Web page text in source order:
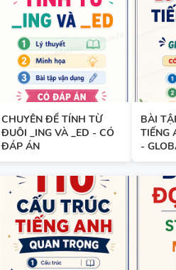
11 CHUYÊN ĐỀ VIẾT
VÀO LỚP 6 - LÝ
ĐÁP ÁN
110 CẤU TRÚC TIẾNG
TRỌNG
520 CÂU WORD FORM
CHUYÊN ĐỀ TÍNH TỪ
ĐUÔI _ING VÀ _ED - CÓ
ĐÁP ÁN
BÀI
TIẾNG
-